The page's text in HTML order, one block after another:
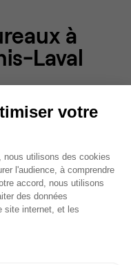
à
Laval
et
Saint-Genis-
RHÔNE
votre
du
nous utilisons des cookies
l'audience, à comprendre
accord, nous utilisons
des données
site internet, et les